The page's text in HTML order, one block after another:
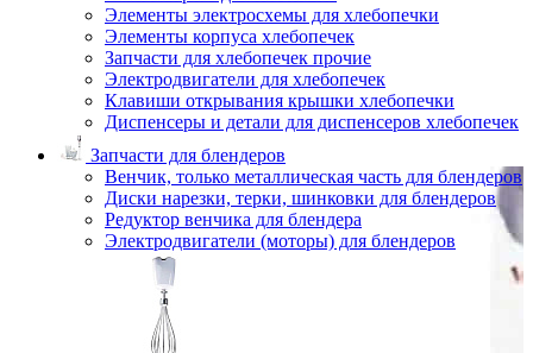
Элементы электросхемы для хлебопечки
Элементы корпуса хлебопечек
Запчасти для хлебопечек прочие
Электродвигатели для хлебопечек
Клавиши открывания крышки хлебопечки
Диспенсеры и детали для диспенсеров хлебопечек
Запчасти для блендеров
Венчик, только металлическая часть для блендеров
Диски нарезки, терки, шинковки для блендеров
Редуктор венчика для блендера
Электродвигатели (моторы) для блендеров